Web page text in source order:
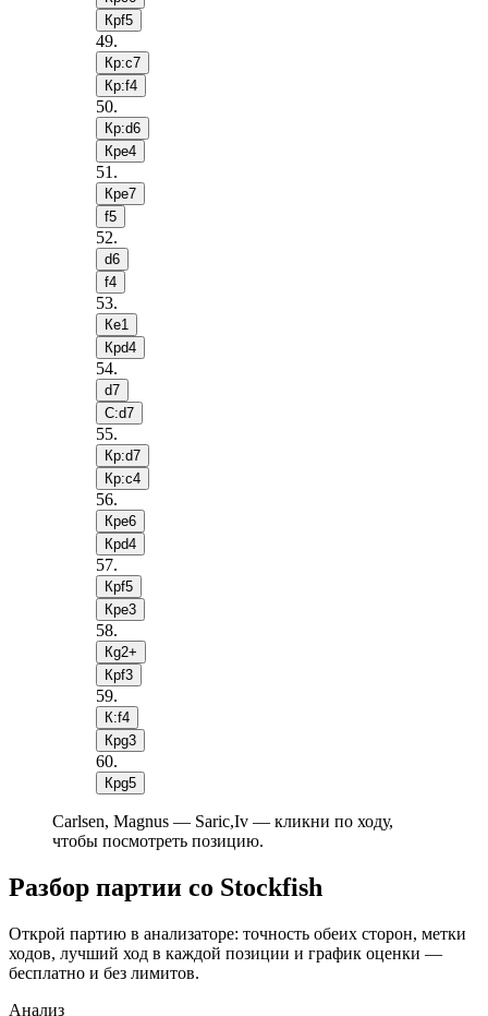
Крf5
49.
Кр:c7
Кр:f4
50.
Кр:d6
Крe4
51 .
Крe7
f5
52.
d6
f4
53.
Кe1
Крd4
54.
d7
С:d7
55.
Кр:d7
Кр:c4
56.
Крe6
Крd4
57.
Крf5
Крe3
58.
Кg2+
Крf3
59.
К:f4
Крg3
60.
Крg5
Carlsen, Magnus — Saric,Iv — кликни по ходу,
чтобы посмотреть позицию.
Разбор партии со Stockfish
Открой партию в анализаторе: точность обеих сторон, метки
ходов, лучший ход в каждой позиции и график оценки —
бесплатно и без лимитов.
Анализ